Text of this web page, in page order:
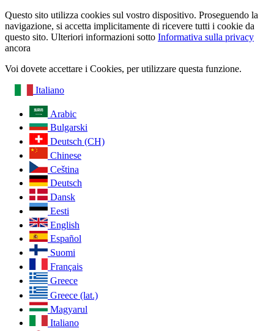
Questo sito utilizza cookies sul vostro dispositivo. Proseguendo la
navigazione, si accetta implicitamente di ricevere tutti i cookie da
questo sito. Ulteriori informazioni sotto Informativa sulla privacy
ancora
Voi dovete accettare i Cookies, per utilizzare questa funzione.
Italiano
Arabic
Bulgarski
Deutsch (CH)
Chinese
Ceština
Deutsch
Dansk
Eesti
English
Español
Suomi
Français
Greece
Greece (lat.)
Magyarul
Italiano